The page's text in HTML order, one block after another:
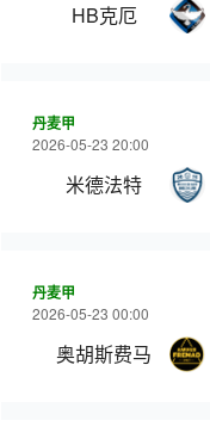
HB克厄
丹麦甲
2026-05-23 20:00
米德法特
丹麦甲
2026-05-23 00:00
奥胡斯费马